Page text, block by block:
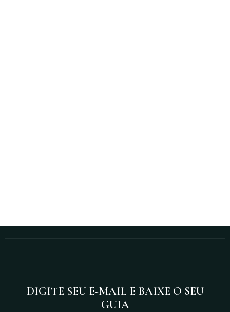
DIGITE SEU E-MAIL E BAIXE O SEU
GUIA